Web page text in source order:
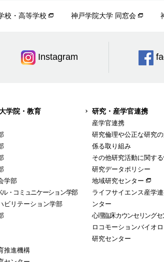
校・高等学校 神戸学院大学 同窓会
Instagram
学院・教育
学部
ル・コミュニケーション学部
ビリテーション学部
推進機構
研究・産学官連携
産学官連携
研究倫理や公正な研究
係る取り組み
その他研究活動に関す
研究データポリシー
地域研究センター
ライフサイエンス産学
ンター
心理臨床カウンセリングセ
ロコモーションバイオ
研究センター